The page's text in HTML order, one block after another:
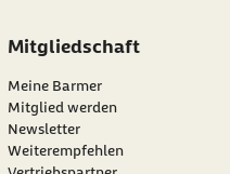
Mitgliedschaft
Meine Barmer
Mitglied werden
Newsletter
externer Link:
Weiterempfehlen